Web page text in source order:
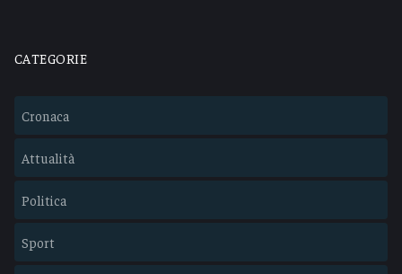
CATEGORIE
Cronaca
Attualità
Politica
Sport